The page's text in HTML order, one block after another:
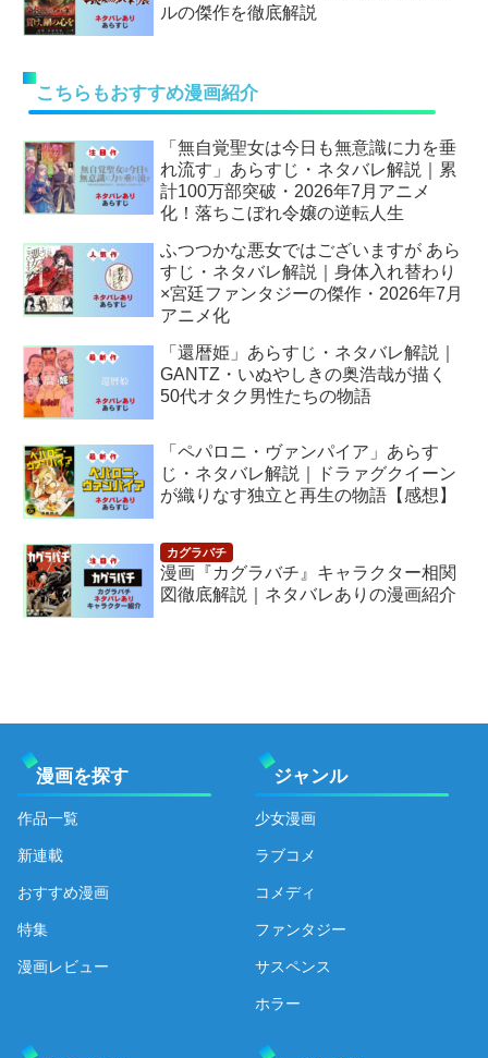
ルの傑作を徹底解説
こちらもおすすめ漫画紹介
「無自覚聖女は今日も無意識に力を垂
れ流す」あらすじ・ネタバレ解説｜累
計100万部突破・2026年7月アニメ
化！落ちこぼれ令嬢の逆転人生
ふつつかな悪女ではございますが あら
すじ・ネタバレ解説｜身体入れ替わり
×宮廷ファンタジーの傑作・2026年7月
アニメ化
「還暦姫」あらすじ・ネタバレ解説｜
GANTZ・いぬやしきの奥浩哉が描く
50代オタク男性たちの物語
「ペパロニ・ヴァンパイア」あらす
じ・ネタバレ解説｜ドラァグクイーン
が織りなす独立と再生の物語【感想】
漫画『カグラバチ』キャラクター相関
図徹底解説｜ネタバレありの漫画紹介
漫画を探す
作品一覧
新連載
おすすめ漫画
特集
漫画レビュー
ジャンル
少女漫画
ラブコメ
コメディ
ファンタジー
サスペンス
ホラー